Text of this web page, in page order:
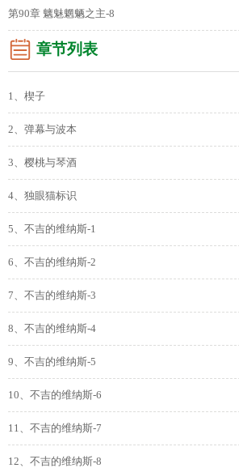
第90章 魑魅魍魉之主-8
章节列表
1、楔子
2、弹幕与波本
3、樱桃与琴酒
4、独眼猫标识
5、不吉的维纳斯-1
6、不吉的维纳斯-2
7、不吉的维纳斯-3
8、不吉的维纳斯-4
9、不吉的维纳斯-5
10、不吉的维纳斯-6
11、不吉的维纳斯-7
12、不吉的维纳斯-8